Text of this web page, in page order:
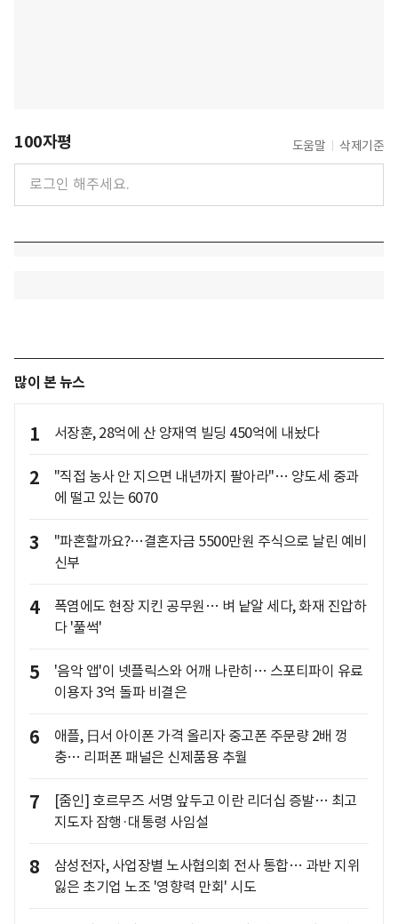
100자평 도움말 삭제기준
많이 본 뉴스
1 서장훈, 28억에 산 양재역 빌딩 450억에 내놨다
2
"직접 농사 안 지으면 내년까지 팔아라"… 양도세 중과
에 떨고 있는 6070
3
"파혼할까요?…결혼자금 5500만원 주식으로 날린 예비
신부
4
폭염에도 현장 지킨 공무원… 벼 낱알 세다, 화재 진압하
다 '풀썩'
5
'음악 앱'이 넷플릭스와 어깨 나란히… 스포티파이 유료
이용자 3억 돌파 비결은
6
애플, 日서 아이폰 가격 올리자 중고폰 주문량 2배 껑
충… 리퍼폰 패널은 신제품용 추월
7
[줌인] 호르무즈 서명 앞두고 이란 리더십 증발… 최고
지도자 잠행·대통령 사임설
8
삼성전자, 사업장별 노사협의회 전사 통합… 과반 지위
잃은 초기업 노조 '영향력 만회' 시도